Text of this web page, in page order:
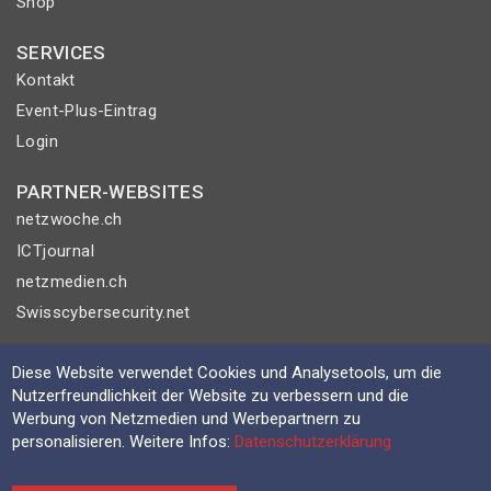
SERVICES
Kontakt
Event-Plus-Eintrag
Login
PARTNER-WEBSITES
netzwoche.ch
ICTjournal
netzmedien.ch
Swisscybersecurity.net
© NETZMEDIEN AG 2026
Impressum
AGB
Nutzungsbestimmungen
Datenschutzerklärung
Diese Website verwendet Cookies und Analysetools, um die
Nutzerfreundlichkeit der Website zu verbessern und die
Werbung von Netzmedien und Werbepartnern zu
personalisieren. Weitere Infos:Datenschutzerklärung